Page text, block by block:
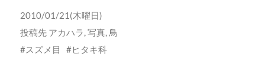
2010/01/21(木曜日)
投稿先 アカハラ,写真, 鳥
スズメ目
ヒタキ科